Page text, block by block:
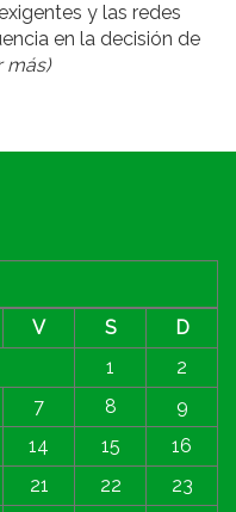
y las redes
en la decisión de
más)
V S
D
1
2
7 8
9
14 15
16
21 22
23